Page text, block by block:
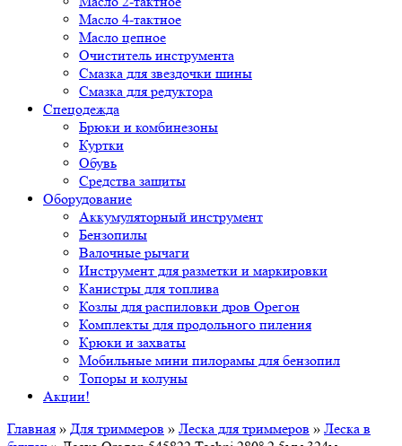
Масло 4-тактное
Масло цепное
Очиститель инструмента
Смазка для звездочки шины
Смазка для редуктора
Спецодежда
Брюки и комбинезоны
Куртки
Обувь
Средства защиты
Оборудование
Аккумуляторный инструмент
Бензопилы
Валочные рычаги
Инструмент для разметки и маркировки
Канистры для топлива
Козлы для распиловки дров Орегон
Комплекты для продольного пиления
Крюки и захваты
Мобильные мини пилорамы для бензопил
Топоры и колуны
Акции!
Главная » Для триммеров » Леска для триммеров » Леска в